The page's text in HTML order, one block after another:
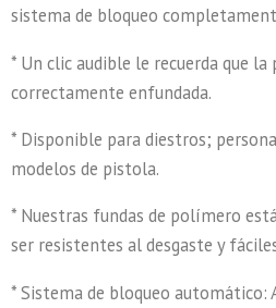
sistema de bloqueo
* Un clic audible le recuerda que
correctamente enfundada.
* Disponible para diestros;
modelos de pistola.
* Nuestras fundas de polímero
ser resistentes al desgaste y
* Sistema de bloqueo automático: